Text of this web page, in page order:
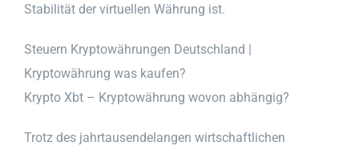
Stabilität der virtuellen Währung ist.
Steuern Kryptowährungen Deutschland |
Kryptowährung was kaufen?
Krypto Xbt – Kryptowährung wovon abhängig?
Trotz des jahrtausendelangen wirtschaftlichen